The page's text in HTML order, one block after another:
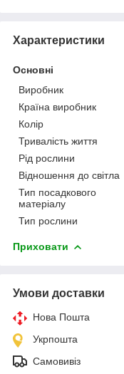
Характеристики
Основні
Виробник
Країна виробник
Колір
Тривалість життя
Рід рослини
Відношення до світла
Тип посадкового
матеріалу
Тип рослини
Приховати
Умови доставки
Нова Пошта
Укрпошта
Самовивіз